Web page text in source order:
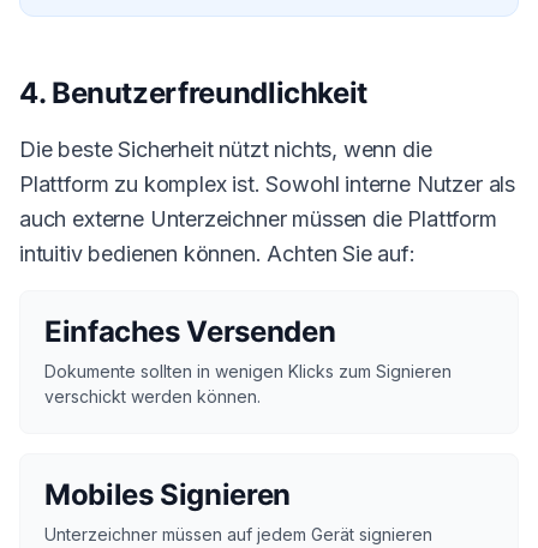
4. Benutzerfreundlichkeit
Die beste Sicherheit nützt nichts, wenn die
Plattform zu komplex ist. Sowohl interne Nutzer als
auch externe Unterzeichner müssen die Plattform
intuitiv bedienen können. Achten Sie auf:
Einfaches Versenden
Dokumente sollten in wenigen Klicks zum Signieren
verschickt werden können.
Mobiles Signieren
Unterzeichner müssen auf jedem Gerät signieren